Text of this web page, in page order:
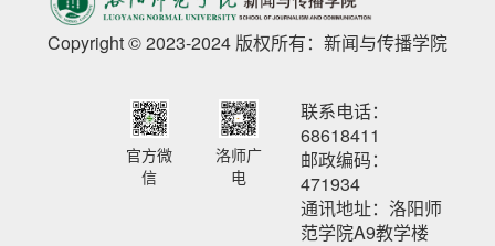
Copyright © 2023-2024 版权所有：新闻与传播学院
官方微
信
洛师广
电
联系电话：
68618411
邮政编码：
471934
通讯地址：洛阳师
范学院A9教学楼